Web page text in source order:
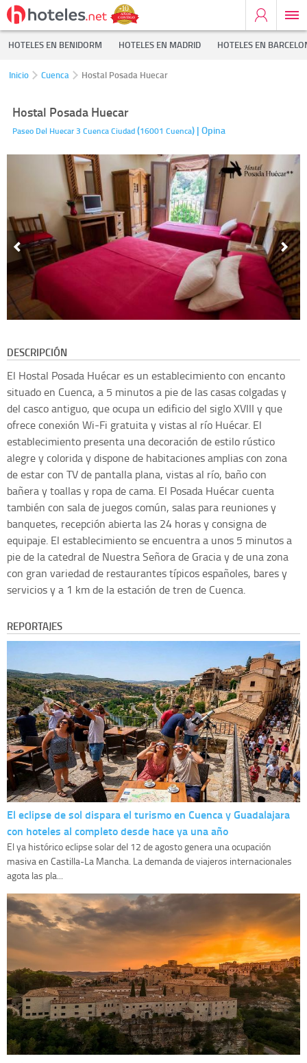
HOTELES EN BENIDORM HOTELES EN MADRID HOTELES EN
Inicio Cuenca Hostal Posada Huecar
Hostal Posada Huecar
Paseo Del Huecar 3 Cuenca Ciudad(16001 Cuenca) | Opina
DESCRIPCIÓN
El Hostal Posada Huécar es un establecimiento con encanto
situado en Cuenca, a 5 minutos a pie de las casas colgadas y
del casco antiguo, que ocupa un edificio del siglo XVIII y que
ofrece conexión Wi-Fi gratuita y vistas al río Huécar. El
establecimiento presenta una decoración de estilo rústico
alegre y colorida y dispone de habitaciones amplias con zona
de estar con TV de pantalla plana, vistas al río, baño con
bañera y toallas y ropa de cama. El Posada Huécar cuenta
también con sala de juegos común, salas para reuniones y
banquetes, recepción abierta las 24 horas y consigna de
equipaje. El establecimiento se encuentra a unos 5 minutos a
pie de la catedral de Nuestra Señora de Gracia y de una zona
con gran variedad de restaurantes típicos españoles, bares y
servicios y a 1 km de la estación de tren de Cuenca.
REPORTAJES
El eclipse de sol dispara el turismo en Cuenca y Guadalajara
con hoteles al completo desde hace ya una año
El ya histórico eclipse solar del 12 de agosto genera una ocupación
masiva en Castilla-La Mancha. La demanda de viajeros internacionales
agota las pla...